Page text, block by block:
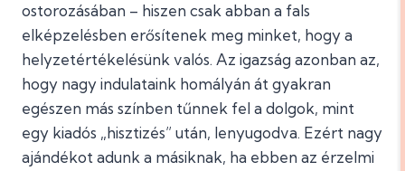
ostorozásában – hiszen csak abban a fals
elképzelésben erősítenek meg minket, hogy a
helyzetértékelésünk valós. Az igazság azonban az,
hogy nagy indulataink homályán át gyakran
egészen más színben tűnnek fel a dolgok, mint
egy kiadós „hisztizés” után, lenyugodva. Ezért nagy
ajándékot adunk a másiknak, ha ebben az érzelmi